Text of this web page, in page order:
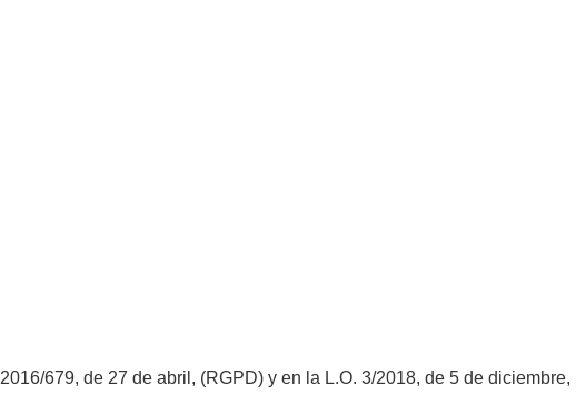
679, de 27 de abril, (RGPD) y en la L.O. 3/2018, de 5 de diciembre,